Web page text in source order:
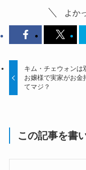
よか
キム・チェウォンは
お嬢様で実家がお金
てマジ？
この記事を書